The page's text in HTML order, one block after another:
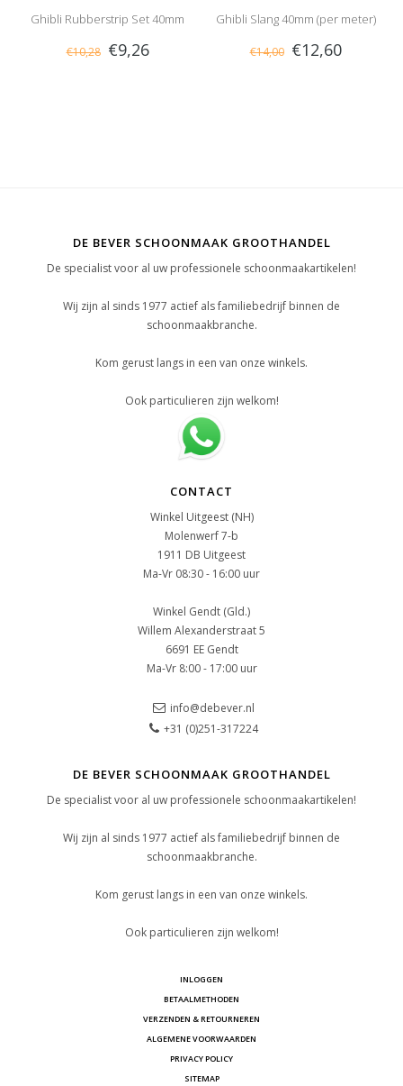
Ghibli Rubberstrip Set 40mm
€10,28 €9,26
Ghibli Slang 40mm (per meter)
€14,00 €12,60
DE BEVER SCHOONMAAK GROOTHANDEL
De specialist voor al uw professionele schoonmaakartikelen!
Wij zijn al sinds 1977 actief als familiebedrijf binnen de
schoonmaakbranche.
Kom gerust langs in een van onze winkels.
Ook particulieren zijn welkom!
CONTACT
Winkel Uitgeest (NH)
Molenwerf 7-b
1911 DB Uitgeest
Ma-Vr 08:30 - 16:00 uur
Winkel Gendt (Gld.)
Willem Alexanderstraat 5
6691 EE Gendt
Ma-Vr 8:00 - 17:00 uur
info@debever.nl
+31 (0)251-317224
DE BEVER SCHOONMAAK GROOTHANDEL
De specialist voor al uw professionele schoonmaakartikelen!
Wij zijn al sinds 1977 actief als familiebedrijf binnen de
schoonmaakbranche.
Kom gerust langs in een van onze winkels.
Ook particulieren zijn welkom!
INLOGGEN
BETAALMETHODEN
VERZENDEN & RETOURNEREN
ALGEMENE VOORWAARDEN
PRIVACY POLICY
SITEMAP